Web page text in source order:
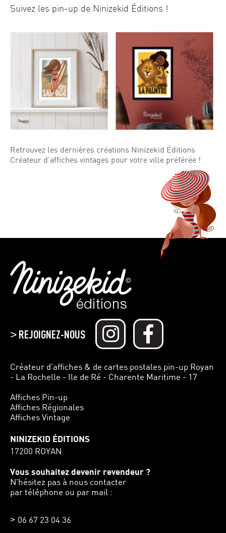
Suivez les pin-up de Ninizekid Éditions !
Retrouvez les dernières créations Ninizekid Éditions
Créateur d’affiches vintages pour votre ville préférée !
>REJOIGNEZ-NOUS
Créateur d’affiches & de cartes postales pin-up Royan
- La Rochelle - Ile de Ré - Charente Maritime - 17
Affiches Pin-up
Affiches Régionales
Affiches Vintage
NINIZEKID ÉDITIONS
17200 ROYAN
Vous souhaitez devenir revendeur ?
N'hésitez pas à nous contacter
par téléphone ou par mail :
06 67 23 04 36